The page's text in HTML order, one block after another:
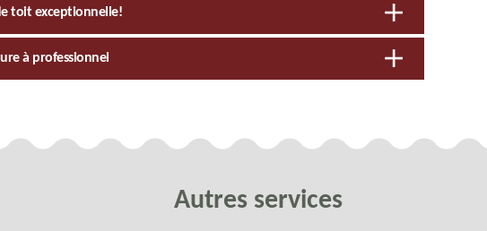
toit exceptionnelle!
à professionnel
Autres services